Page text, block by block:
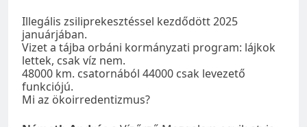
Illegális zsiliprekesztéssel kezdődött 2025
januárjában.
Vizet a tájba orbáni kormányzati program: lájkok
lettek, csak víz nem.
48000 km. csatornából 44000 csak levezető
funkciójú.
Mi az ökoirredentizmus?